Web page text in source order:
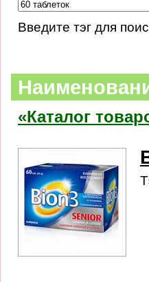
Введите тэг для
«Каталог